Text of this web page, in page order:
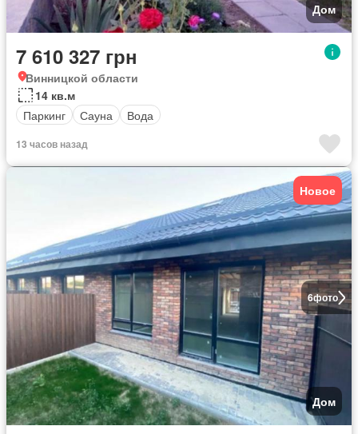
Дом
7 610 327 грн
Винницкой области
14 кв.м
Паркинг
Сауна Вода
13 часов назад
6фото
Новое
Дом